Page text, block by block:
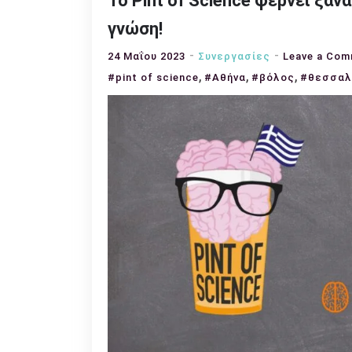
γνώση!
24 Μαΐου 2023 Συνεργασίες Leave a
#pint of science, #Αθήνα, #βόλος ,